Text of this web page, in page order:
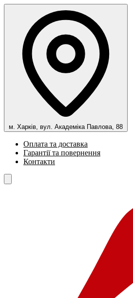
м. Харків, вул. Академіка Павлова, 88
Оплата та доставка
Гарантії та повернення
Контакти